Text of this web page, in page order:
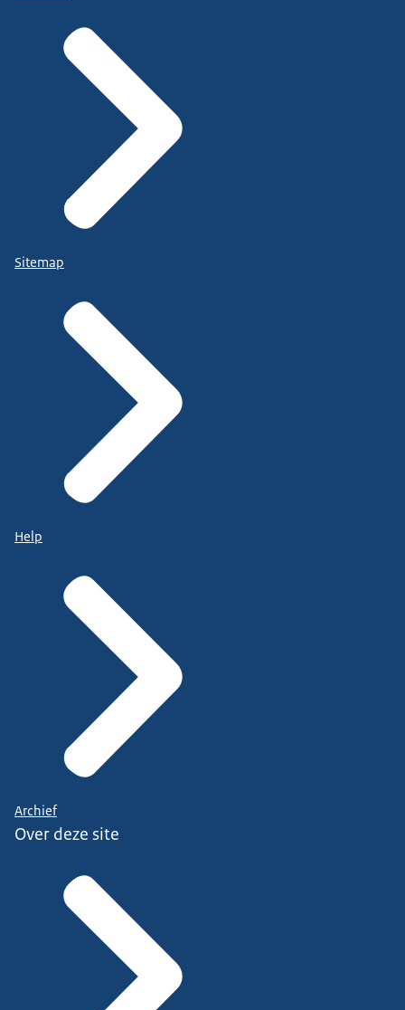
Sitemap
Help
Archief
Over deze site